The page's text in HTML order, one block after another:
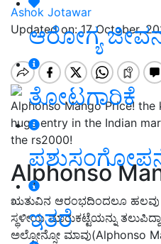
ಆರೋಗ್ಯ
ತೋಟಗಾರಿಕೆ
ಇತರೆ
Ashok Jotawar
Updated on: 17 October,
Alphonso Mango Price!
huge entry in the Indian
the rs2000!
Alphonso
ಋತುವಿನ ಆರಂಭದಿಂದಲೂ ಹಲವು
ಸ್ಥಳೀಯ ಮಾರುಕಟ್ಟೆಯನ್ನು
ಅಲ್ಫೋನ್ಸೋ ಮಾವು(Alphonso